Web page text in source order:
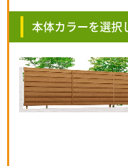
本体カラーを選択